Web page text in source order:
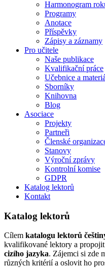
Harmonogram
Programy
Anotace
Příspěvky
Zápisy a záznamy
Pro učitele
Naše publikace
Kvalifikační práce
Učebnice a
Sborníky
Knihovna
Blog
Asociace
Projekty
Partneři
Členské
Stanovy
Výroční zprávy
Kontrolní komise
GDPR
Katalog lektorů
Kontakt
Katalog lektorů
Cílem katalogu lektorů
kvalifikované lektory a propojit
cizího jazyka. Zájemci si zde
různých kritérií a oslovit ho